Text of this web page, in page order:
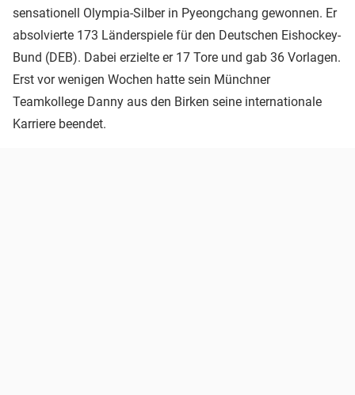
sensationell Olympia-Silber in Pyeongchang gewonnen. Er
absolvierte 173 Länderspiele für den Deutschen Eishockey-
Bund (DEB). Dabei erzielte er 17 Tore und gab 36 Vorlagen.
Erst vor wenigen Wochen hatte sein Münchner
Teamkollege Danny aus den Birken seine internationale
Karriere beendet.